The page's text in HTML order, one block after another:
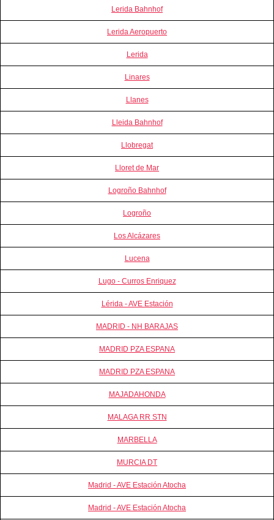
Lerida Bahnhof
Lerida Aeropuerto
Lerida
Linares
Llanes
Lleida Bahnhof
Llobregat
Lloret de Mar
Logroño Bahnhof
Logroño
Los Alcázares
Lucena
Lugo - Curros Enriquez
Lérida - AVE Estación
MADRID - NH BARAJAS
MADRID PZA ESPANA
MADRID PZA ESPANA
MAJADAHONDA
MALAGA RR STN
MARBELLA
MURCIA DT
Madrid - AVE Estación Atocha
Madrid - AVE Estación Atocha